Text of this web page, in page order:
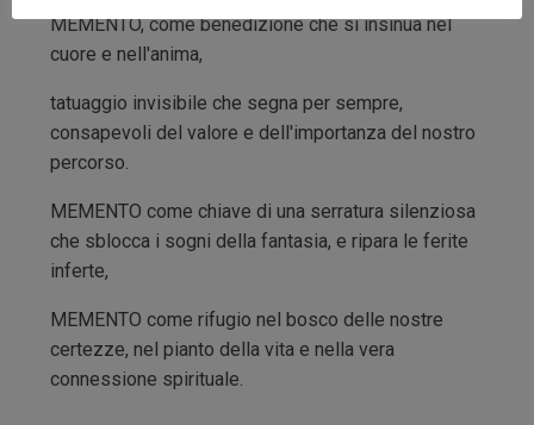
MEMENTO, come benedizione che si insinua nel
cuore e nell'anima,
tatuaggio invisibile che segna per sempre,
consapevoli del valore e dell'importanza del nostro
percorso.
MEMENTO come chiave di una serratura silenziosa
che sblocca i sogni della fantasia, e ripara le ferite
inferte,
MEMENTO come rifugio nel bosco delle nostre
certezze, nel pianto della vita e nella vera
connessione spirituale.